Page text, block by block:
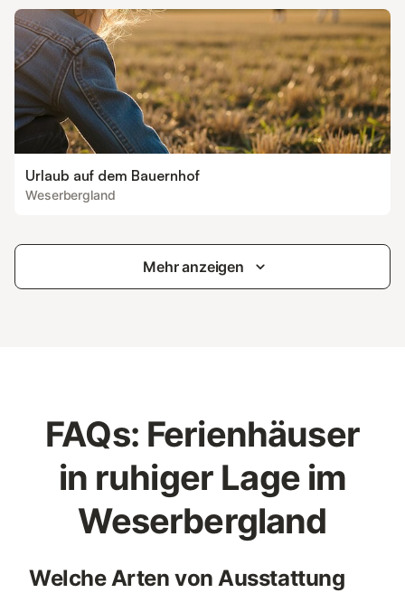
Urlaub auf dem Bauernhof
Weserbergland
Mehr anzeigen
FAQs: Ferienhäuser
in ruhiger Lage im
Weserbergland
Welche Arten von Ausstattung